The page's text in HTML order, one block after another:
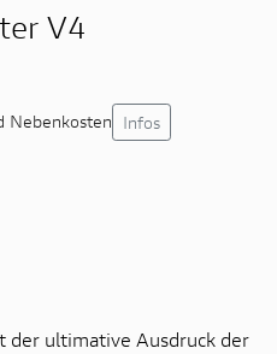
V4
Nebenkosten Infos
der ultimative Ausdruck der